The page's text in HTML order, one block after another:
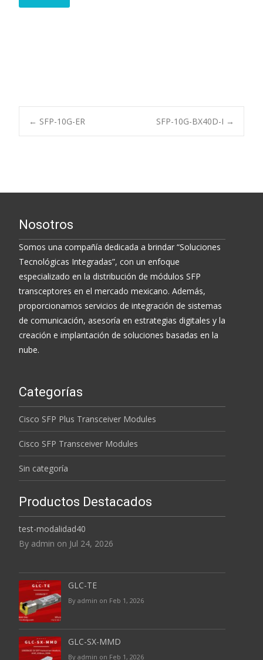
Post
← SFP-10G-ER SFP-10G-BX40D-I →
Nosotros
Somos una compañía dedicada a brindar “Soluciones
Tecnológicas Integradas”, con un enfoque
especializado en la distribución de módulos SFP
transceptores en el mercado mexicano. Además,
proporcionamos servicios de integración de sistemas
de comunicación, asesoría en estrategias digitales y la
creación e implantación de soluciones basadas en la
nube.
Categorías
Cisco SFP Plus Transceiver Modules
Cisco SFP Transceiver Modules
Sin categoría
Productos Destacados
test-modalidad40
By admin on Jul 24, 2026
GLC-TE
By admin on Feb 1, 2026
GLC-SX-MMD
By admin on Feb 1, 2026